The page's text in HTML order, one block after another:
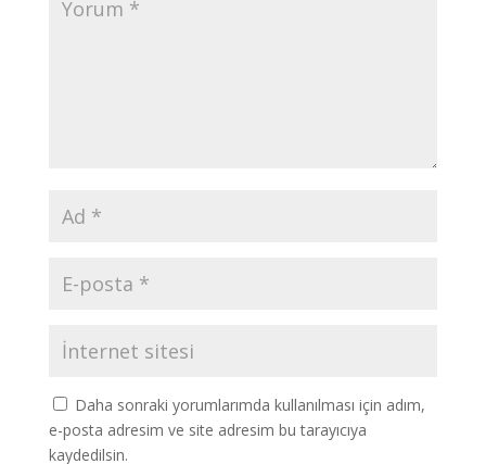
Daha sonraki yorumlarımda kullanılması için adım,
e-posta adresim ve site adresim bu tarayıcıya
kaydedilsin.